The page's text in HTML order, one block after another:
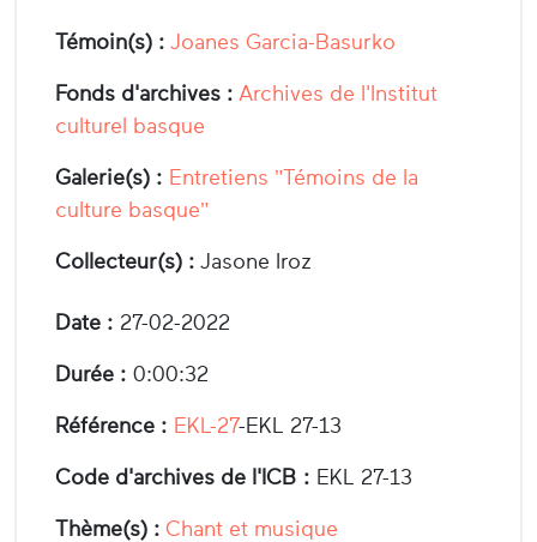
Témoin(s) : Joanes Garcia-Basurko
Fonds d'archives : Archives de l'Institut
culturel basque
Galerie(s) : Entretiens "Témoins de la
culture basque"
Collecteur(s) : Jasone Iroz
Date : 27-02-2022
Durée : 0:00:32
Référence : EKL-27-EKL 27-13
Code d'archives de l'ICB : EKL 27-13
Thème(s) : Chant et musique